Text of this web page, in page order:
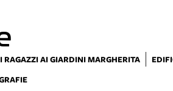
RAGAZZI AI GIARDINI MARGHERITA